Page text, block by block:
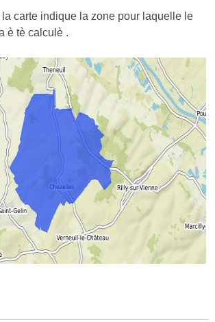
la carte indique la zone pour laquelle le
è tè calculè .